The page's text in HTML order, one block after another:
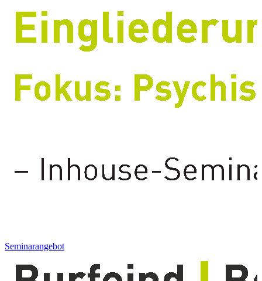
Seminarangebot